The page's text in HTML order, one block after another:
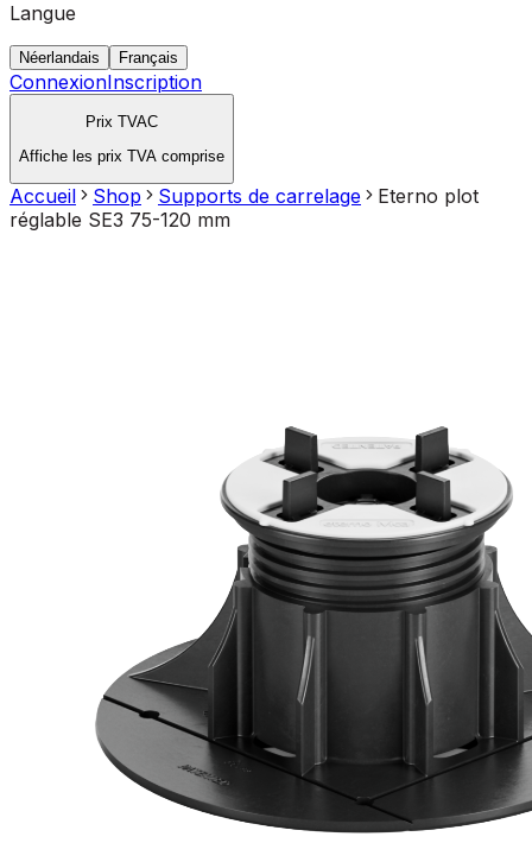
Langue
Néerlandais Français
ConnexionInscription
Prix TVAC
Affiche les prix TVA comprise
Accueil Shop Supports de carrelage
Eterno plot
réglable SE3 75-120 mm